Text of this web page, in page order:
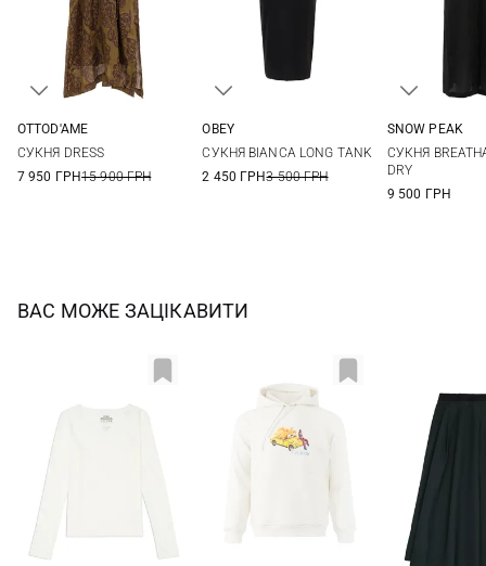
OTTOD'AME
СУКНЯ DRESS
7 950 ГРН15 900 ГРН
OBEY
СУКНЯ BIANCA LONG TANK
2 450 ГРН3 500 ГРН
SNOW PEAK
СУКНЯ
DRY
9 500 ГРН
ВАС МОЖЕ ЗАЦІКАВИТИ